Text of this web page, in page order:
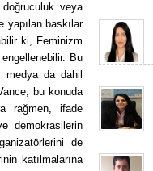
veya
baskılar
ki, Feminizm
Bu
medya da dahil
bu konuda
rağmen, ifade
demokrasilerin
de
katılmalarına